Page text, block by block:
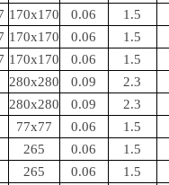
170x170 0.06 1.5
170x170 0.06 1.5
170x170 0.06 1.5
280x280 0.09 2.3
280x280 0.09 2.3
77x77 0.06 1.5
265 0.06 1.5
265 0.06 1.5